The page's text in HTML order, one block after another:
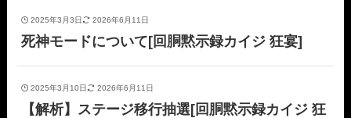
2025年3月3日 2026年6月11日
死神モードについて[回胴黙示録カイジ 狂宴]
2025年3月10日 2026年6月11日
【解析】ステージ移行抽選[回胴黙示録カイジ 狂